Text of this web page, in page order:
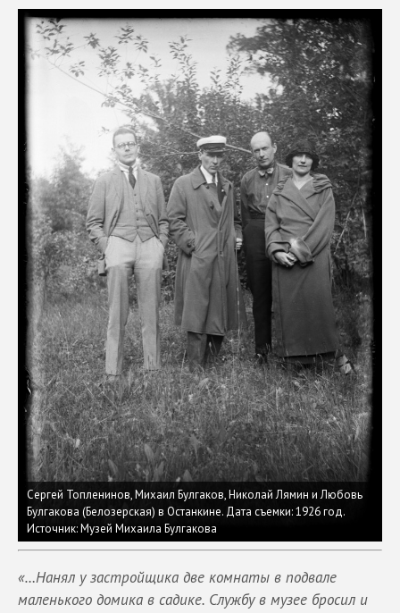
Сергей Топленинов, Михаил Булгаков, Николай Лямин и Любовь
Булгакова (Белозерская) в Останкине. Дата съемки: 1926 год.
Источник: Музей Михаила Булгакова
«…Нанял у застройщика две комнаты в подвале
маленького домика в садике. Службу в музее бросил и